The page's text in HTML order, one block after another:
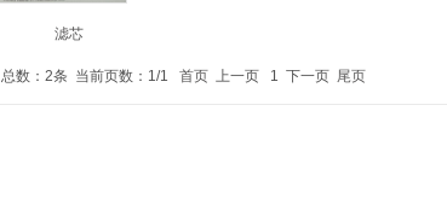
滤芯
总数：2条 当前页数： 1/1 首页上一页 1 下一页 尾页